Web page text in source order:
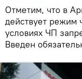
Отметим, что в
действует режим
условиях ЧП
Введен